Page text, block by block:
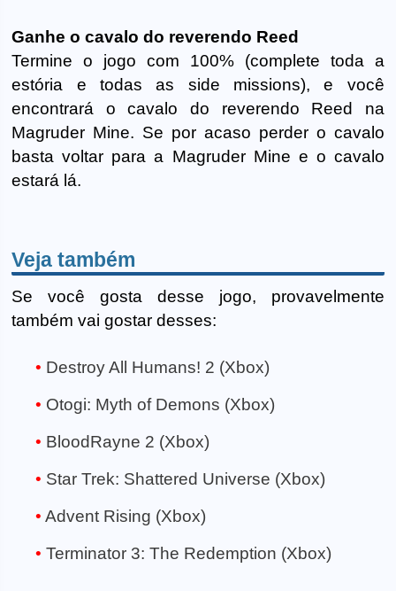
Ganhe o cavalo do reverendo Reed
Termine o jogo com 100% (complete toda a
estória e todas as side missions), e você
encontrará o cavalo do reverendo Reed na
Magruder Mine. Se por acaso perder o cavalo
basta voltar para a Magruder Mine e o cavalo
estará lá.
Veja também
Se você gosta desse jogo, provavelmente
também vai gostar desses:
Destroy All Humans! 2 (Xbox)
Otogi: Myth of Demons (Xbox)
BloodRayne 2 (Xbox)
Star Trek: Shattered Universe (Xbox)
Advent Rising (Xbox)
Terminator 3: The Redemption (Xbox)